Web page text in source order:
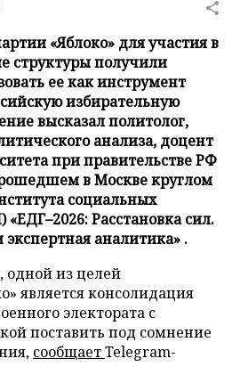
«Яблоко» для участия в
структуры получили
ее как инструмент
избирательную
высказал политолог,
анализа, доцент
при правительстве РФ
в Москве круглом
социальных
Расстановка сил.
аналитика» .
одной из целей
является консолидация
электората с
поставить под сомнение
сообщаетTelegram-